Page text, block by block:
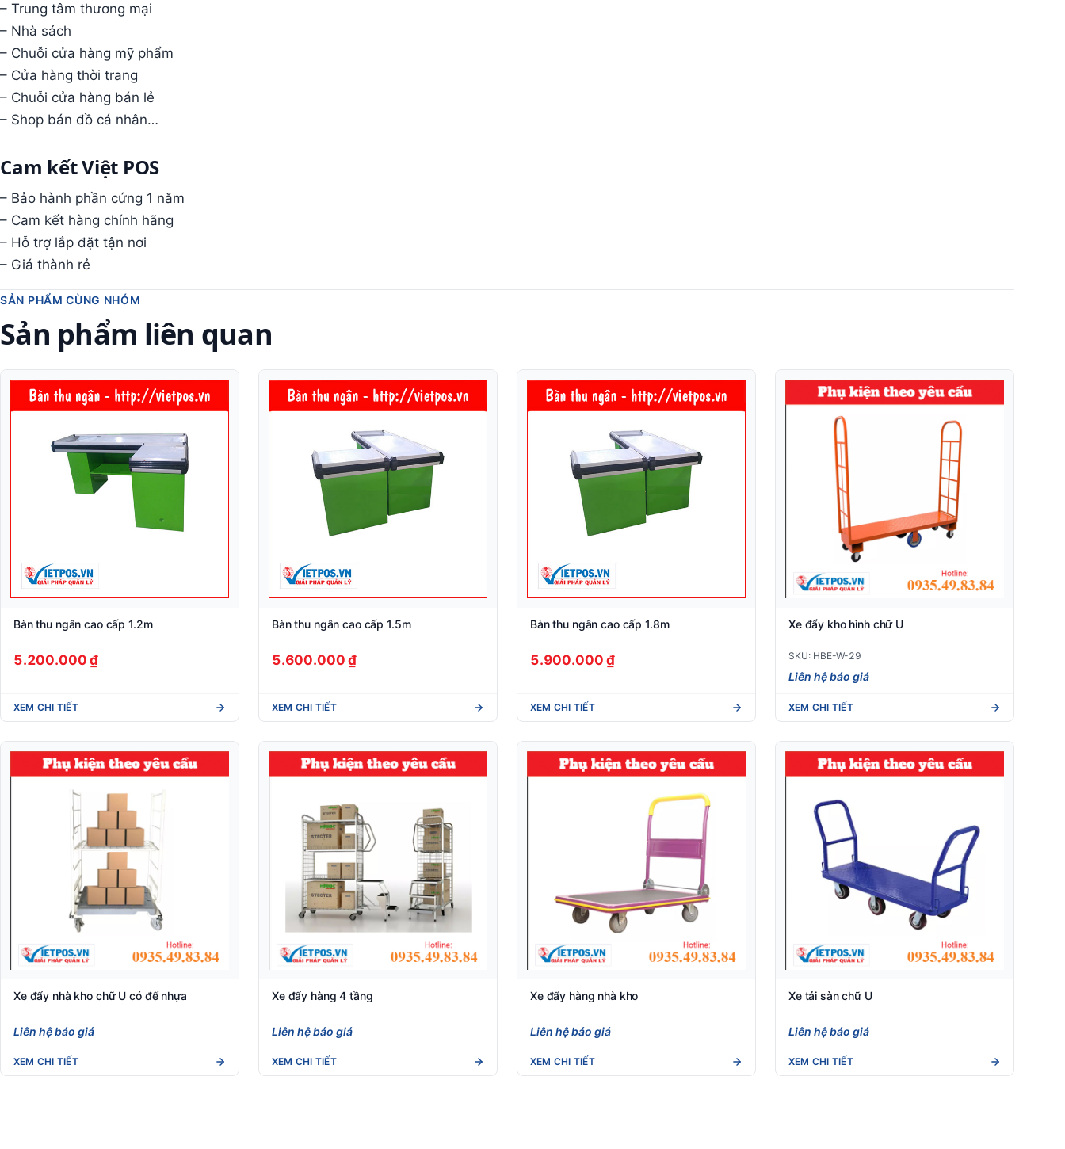
– Trung tâm thương mại
– Nhà sách
– Chuỗi cửa hàng mỹ phẩm
– Cửa hàng thời trang
– Chuỗi cửa hàng bán lẻ
– Shop bán đồ cá nhân…
Cam kết Việt POS
– Bảo hành phần cứng 1 năm
– Cam kết hàng chính hãng
– Hỗ trợ lắp đặt tận nơi
– Giá thành rẻ
SẢN PHẨM CÙNG NHÓM
Sản phẩm liên quan
Bàn thu ngân cao cấp 1.2m
5.200.000 ₫
XEM CHI TIẾT
Bàn thu ngân cao cấp 1.5m
5.600.000 ₫
XEM CHI TIẾT
Bàn thu ngân cao cấp 1.8m
5.900.000 ₫
XEM CHI TIẾT
Xe đẩy kho hình chữ U
SKU: HBE-W-29
Liên hệ báo giá
XEM CHI TIẾT
Xe đẩy nhà kho chữ U có đế nhựa
Liên hệ báo giá
XEM CHI TIẾT
Xe đẩy hàng 4 tầng
Liên hệ báo giá
XEM CHI TIẾT
Xe đẩy hàng nhà kho
Liên hệ báo giá
XEM CHI TIẾT
Xe tải sàn chữ U
Liên hệ báo giá
XEM CHI TIẾT